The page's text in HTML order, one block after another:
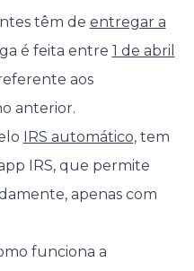
têm de entregar a
é feita entre 1 de abril
aos
anterior.
IRS automático, tem
IRS, que permite
apenas com
funciona a